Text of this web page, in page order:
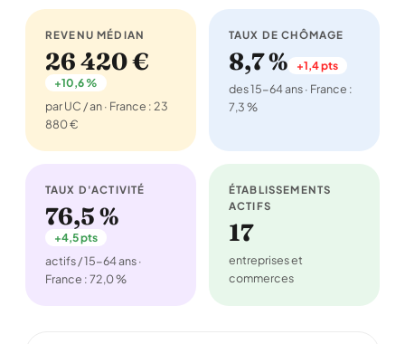
REVENU MÉDIAN
26 420 €
+10,6 %
par UC / an · France : 23
880 €
TAUX DE CHÔMAGE
8,7 % +1,4 pts
des 15-64 ans · France :
7,3 %
TAUX D'ACTIVITÉ
76,5 %
+4,5 pts
actifs / 15-64 ans ·
France : 72,0 %
ÉTABLISSEMENTS
ACTIFS
17
entreprises et
commerces